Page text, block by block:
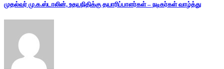
முதல்வர் மு.க.ஸ்டாலின், உதயநிதிக்கு தயாரிப்பாளர்கள் – நடிகர்கள் வாழ்த்து